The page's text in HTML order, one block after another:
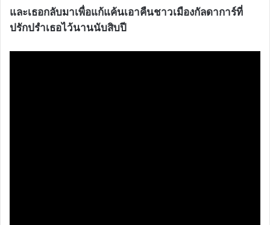
และเธอกลับมาเพื่อแก้แค้นเอาคืนชาวเมืองกัลดาการ์ที่
ปรักปรำเธอไว้นานนับสิบปี